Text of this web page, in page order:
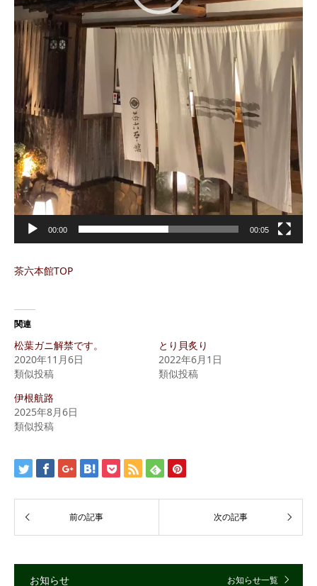
00:00 00:05
茶六本館TOP
関連
松葉ガニ解禁です。
2020年11月6日
類似投稿
とり貝炙り
2022年6月1日
類似投稿
伊根航路
2025年8月6日
類似投稿
お知らせ お知らせ一覧